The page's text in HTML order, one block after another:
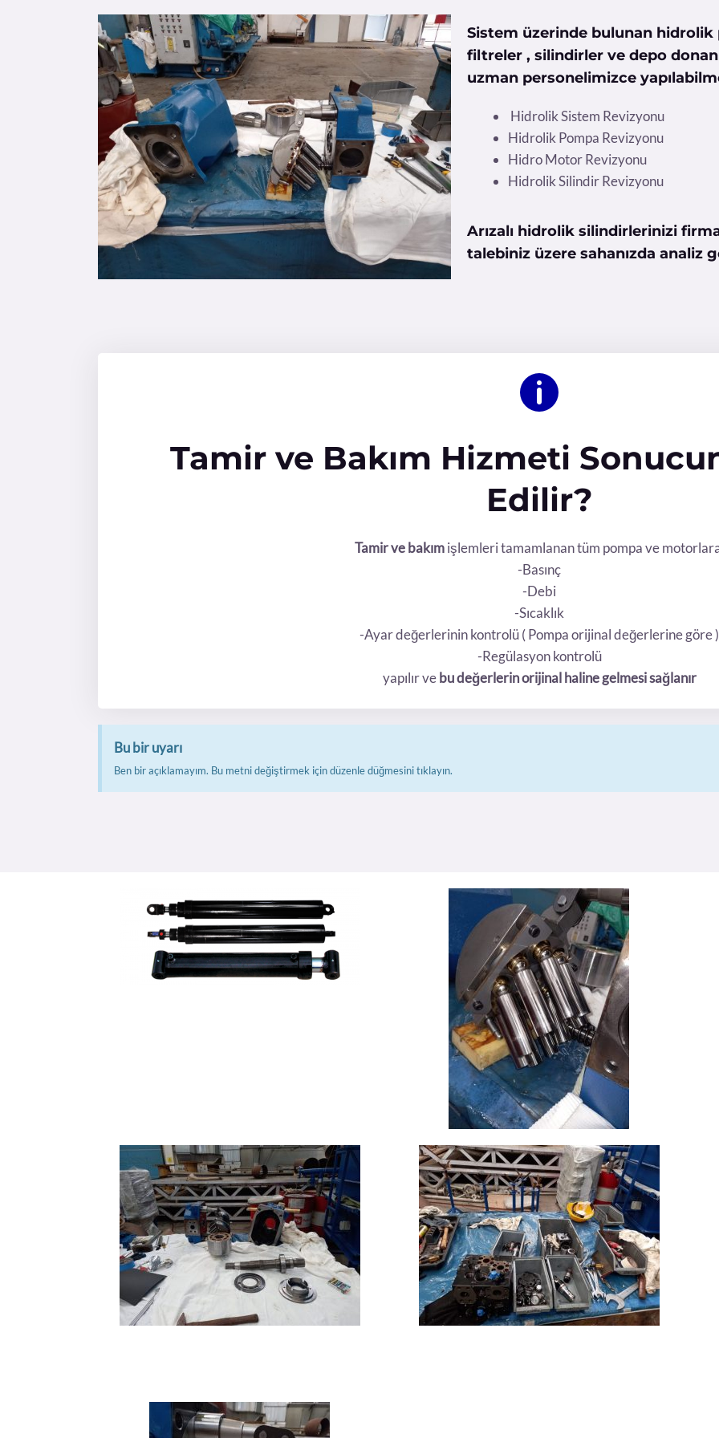
Sistem üzerinde bulunan
filtreler , silindirler ve depo
uzman personelimizce
Hidrolik Sistem Revizyonu
Hidrolik Pompa Revizyonu
Hidro Motor Revizyonu
Hidrolik Silindir Revizyonu
Arızalı hidrolik silindirlerinizi
talebiniz üzere sahanızda analiz
Tamir ve Bakım Hizmeti
Edilir?
Tamir ve bakımişlemleri tamamlanan tüm pompa ve
-Basınç
-Debi
-Sıcaklık
-Ayar değerlerinin kontrolü ( Pompa orijinal değerlerine göre )
-Regülasyon kontrolü
yapılır vebu değerlerin orijinal haline gelmesi sağlanır
Bu bir uyarı
Ben bir açıklamayım. Bu metni değiştirmek için düzenle düğmesini tıklayın.